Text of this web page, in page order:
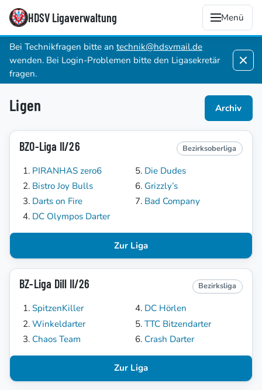
HDSV Ligaverwaltung Menü
Bei Technikfragen bitte an technik@hdsvmail.de
wenden. Bei Login-Problemen bitte den Ligasekretär
fragen.
Ligen Archiv
BZO-Liga II/26 Bezirksoberliga
PIRANHAS zero6
Bistro Joy Bulls
Darts on Fire
DC Olympos Darter
Die Dudes
Grizzly’s
Bad Company
Zur Liga
BZ-Liga Dill II/26 Bezirksliga
SpitzenKiller
Winkeldarter
Chaos Team
DC Hörlen
TTC Bitzendarter
Crash Darter
Zur Liga